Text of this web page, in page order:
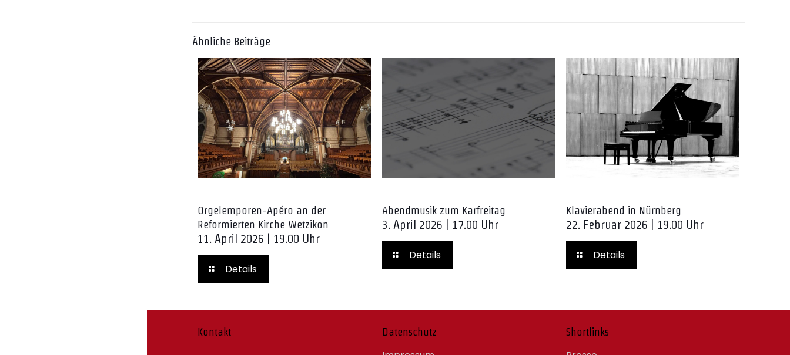
Ähnliche Beiträge
Orgelemporen-Apéro an der
Reformierten Kirche Wetzikon
11. April 2026 | 19.00 Uhr
Details
Abendmusik zum Karfreitag
3. April 2026 | 17.00 Uhr
Details
Klavierabend in Nürnberg
22. Februar 2026 | 19.00 Uhr
Details
Kontakt Datenschutz Shortlinks